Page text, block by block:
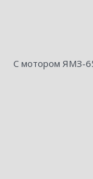
С мотором ЯМЗ-